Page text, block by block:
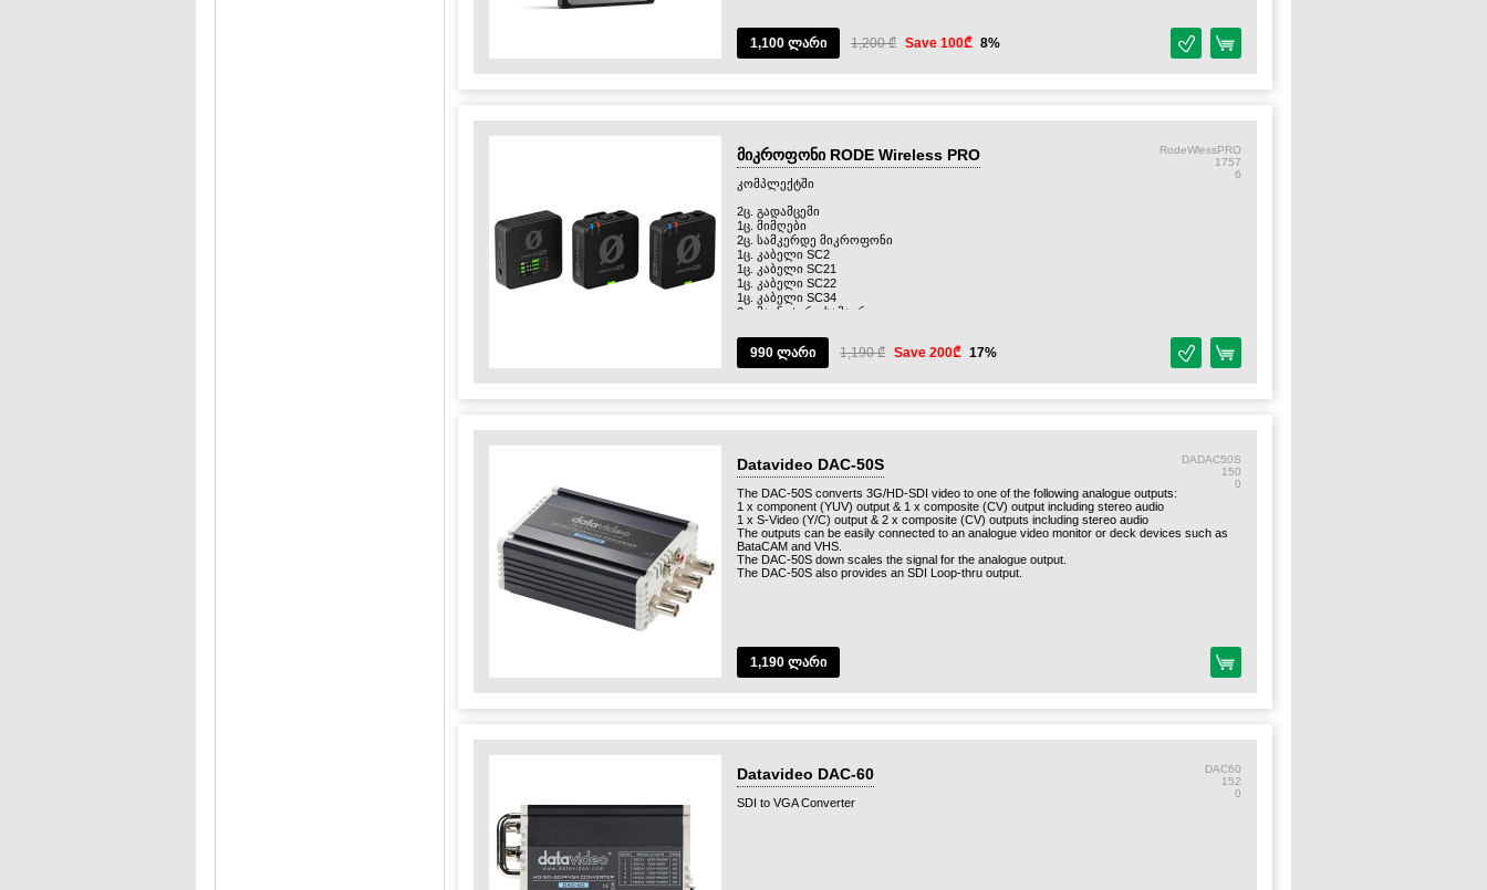
1,100 ლარი 1,200 ₾ Save 100₾ 8%
მიკროფონი RODE Wireless PRO
RodeWlessPRO
1757
6
კომპლექტში
2ც. გადამცემი
1ც. მიმღები
2ც. სამკერდე მიკროფონი
1ც. კაბელი SC2
1ც. კაბელი SC21
1ც. კაბელი SC22
1ც. კაბელი SC34
2ც. მაგნიტური სამაგრი
1ც. ყუთი-დამტენი
1ც. ყუთი აქსესუარებისთვის
990 ლარი 1,190 ₾ Save 200₾ 17%
Datavideo DAC-50S
DADAC50S
150
0
The DAC-50S converts 3G/HD-SDI video to one of the following analogue outputs:
1 x component (YUV) output & 1 x composite (CV) output including stereo audio
1 x S-Video (Y/C) output & 2 x composite (CV) outputs including stereo audio
The outputs can be easily connected to an analogue video monitor or deck devices such as
BataCAM and VHS.
The DAC-50S down scales the signal for the analogue output.
The DAC-50S also provides an SDI Loop-thru output.
1,190 ლარი
Datavideo DAC-60
DAC60
152
0
SDI to VGA Converter